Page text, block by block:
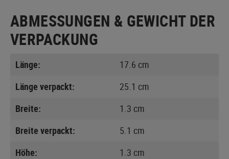
ABMESSUNGEN & GEWICHT DER
VERPACKUNG
Länge:
17.6 cm
Länge verpackt:
25.1 cm
Breite:
1.3 cm
Breite verpackt:
5.1 cm
Höhe:
1.3 cm